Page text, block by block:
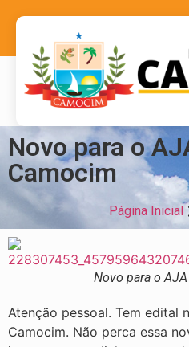
Novo para o
Camocim
Página Inicial
Novo para o
Atenção pessoal. Tem edital
Camocim. Não perca essa